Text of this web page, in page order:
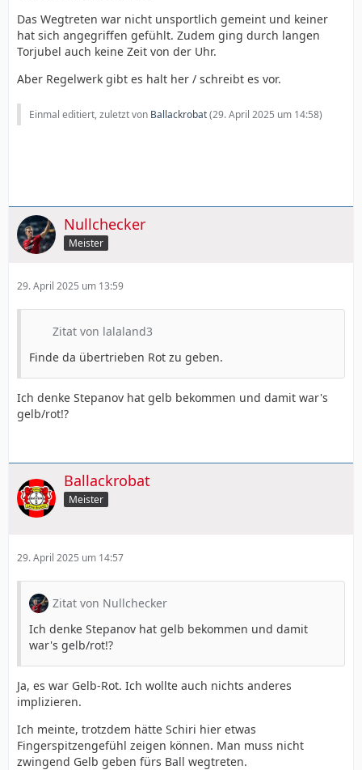
Das Wegtreten war nicht unsportlich gemeint und keiner
hat sich angegriffen gefühlt. Zudem ging durch langen
Torjubel auch keine Zeit von der Uhr.
Aber Regelwerk gibt es halt her / schreibt es vor.
Einmal editiert, zuletzt von Ballackrobat(29. April 2025 um 14:58)
Nullchecker
Meister
29. April 2025 um 13:59
Zitat von lalaland3
Finde da übertrieben Rot zu geben.
Ich denke Stepanov hat gelb bekommen und damit war's
gelb/rot!?
Ballackrobat
Meister
29. April 2025 um 14:57
Zitat von Nullchecker
Ich denke Stepanov hat gelb bekommen und damit
war's gelb/rot!?
Ja, es war Gelb-Rot. Ich wollte auch nichts anderes
implizieren.
Ich meinte, trotzdem hätte Schiri hier etwas
Fingerspitzengefühl zeigen können. Man muss nicht
zwingend Gelb geben fürs Ball wegtreten.